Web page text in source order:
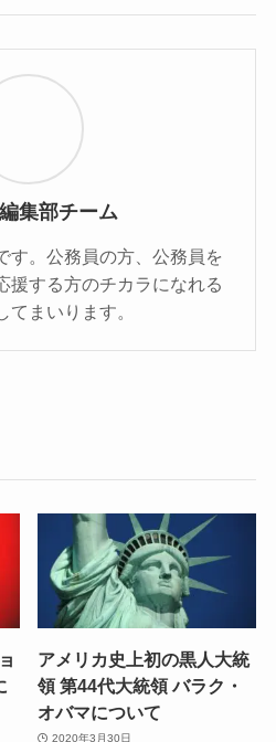
集部チーム
す。公務員の方、公務員を
援する方のチカラになれる
てまいります。
アメリカ史上初の黒人大統
領 第44代大統領 バラク・
オバマについて
2020年3月30日